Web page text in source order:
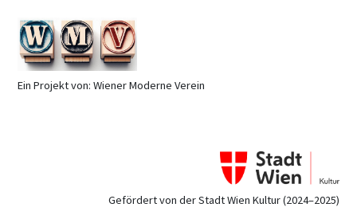
Ein Projekt von: Wiener Moderne Verein
Gefördert von der Stadt Wien Kultur (2024–2025)